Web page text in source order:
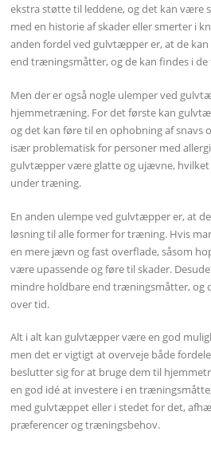
ekstra støtte til leddene, og det kan være
med en historie af skader eller smerter i
anden fordel ved gulvtæpper er, at de
end træningsmåtter, og de kan findes i de
Men der er også nogle ulemper ved
hjemmetræning. For det første kan
og det kan føre til en ophobning af snavs
især problematisk for personer med
gulvtæpper være glatte og ujævne, hvilket
under træning.
En anden ulempe ved gulvtæpper er, at
løsning til alle former for træning. Hvis
en mere jævn og fast overflade, såsom
være upassende og føre til skader.
mindre holdbare end træningsmåtter, og
over tid.
Alt i alt kan gulvtæpper være en god
men det er vigtigt at overveje både
beslutter sig for at bruge dem til
en god idé at investere i en
med gulvtæppet eller i stedet for det,
præferencer og træningsbehov.